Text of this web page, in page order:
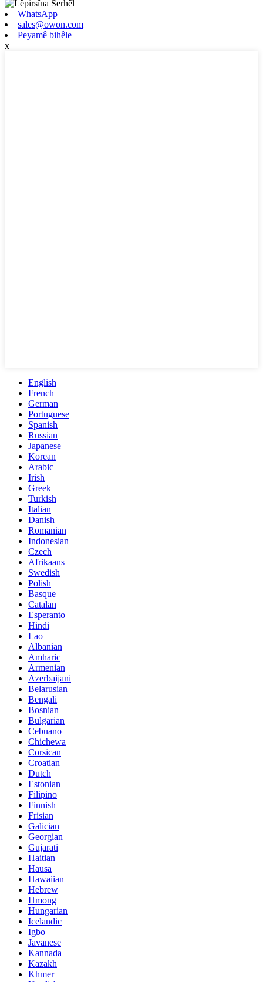
WhatsApp
sales@owon.com
Peyamê bihêle
x
English
French
German
Portuguese
Spanish
Russian
Japanese
Korean
Arabic
Irish
Greek
Turkish
Italian
Danish
Romanian
Indonesian
Czech
Afrikaans
Swedish
Polish
Basque
Catalan
Esperanto
Hindi
Lao
Albanian
Amharic
Armenian
Azerbaijani
Belarusian
Bengali
Bosnian
Bulgarian
Cebuano
Chichewa
Corsican
Croatian
Dutch
Estonian
Filipino
Finnish
Frisian
Galician
Georgian
Gujarati
Haitian
Hausa
Hawaiian
Hebrew
Hmong
Hungarian
Icelandic
Igbo
Javanese
Kannada
Kazakh
Khmer